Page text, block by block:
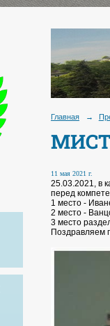
Главная →
11 мая 2021 г.
25.03.2021, в
перед
1 место -
2 место -
3 место
Поздравляем